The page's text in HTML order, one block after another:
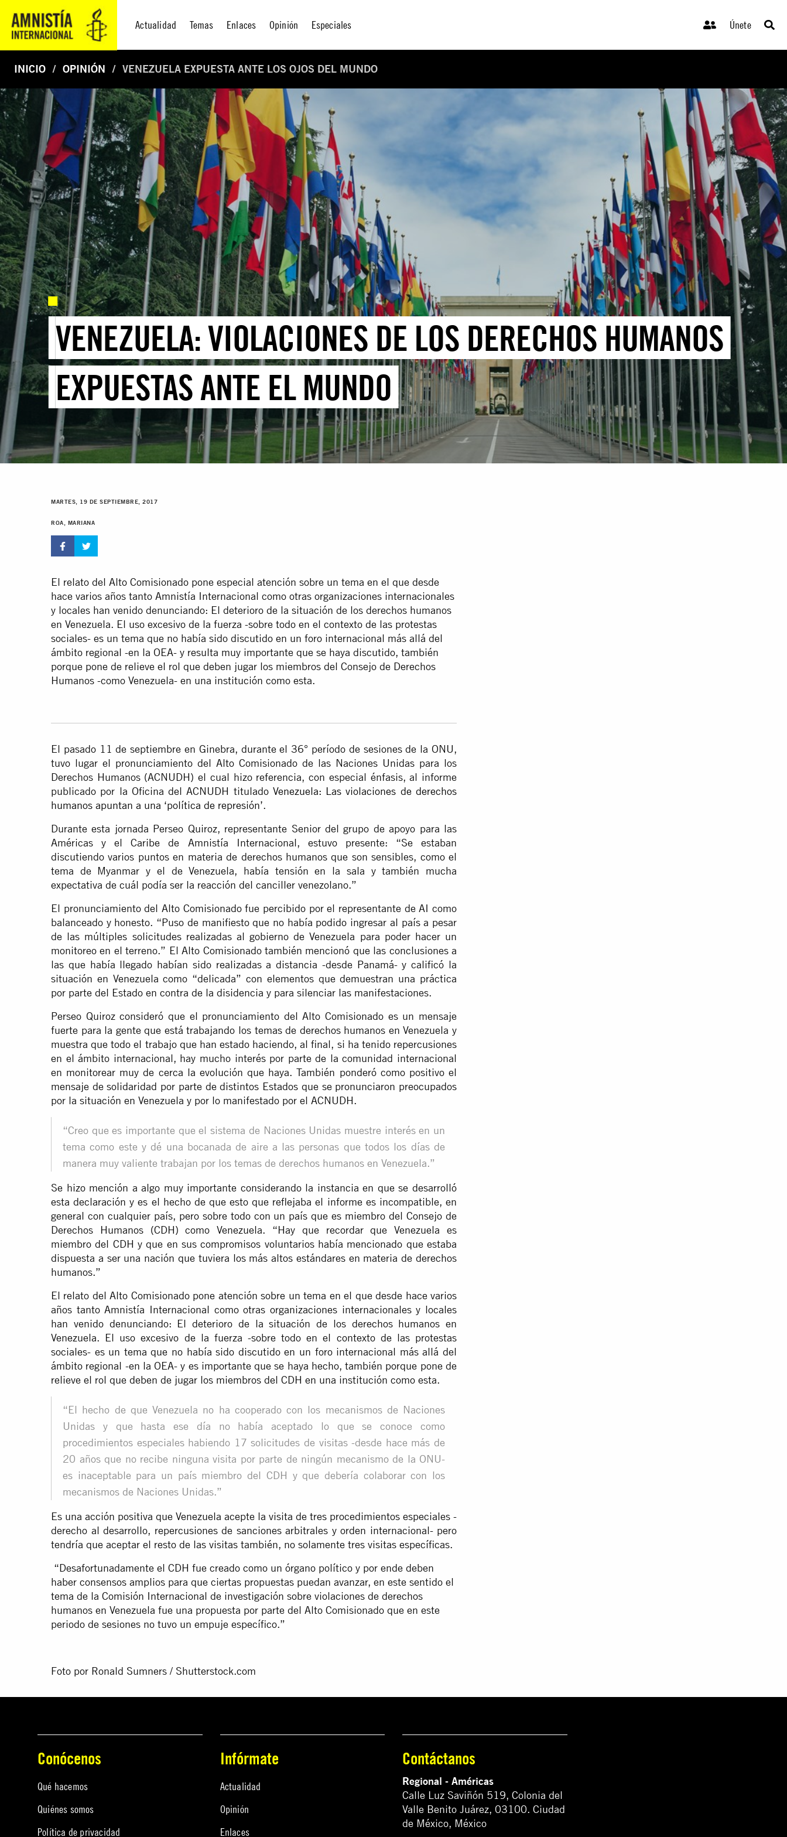
Actualidad Temas Enlaces Opinión Especiales Únete
INICIO OPINIÓN VENEZUELA EXPUESTA ANTE LOS OJOS DEL MUNDO
VENEZUELA: VIOLACIONES DE LOS DERECHOS HUMANOS
EXPUESTAS ANTE EL MUNDO
MARTES, 19 DE SEPTIEMBRE, 2017
ROA, MARIANA
El relato del Alto Comisionado pone especial atención sobre un tema en el que desde
hace varios años tanto Amnistía Internacional como otras organizaciones internacionales
y locales han venido denunciando: El deterioro de la situación de los derechos humanos
en Venezuela. El uso excesivo de la fuerza -sobre todo en el contexto de las protestas
sociales- es un tema que no había sido discutido en un foro internacional más allá del
ámbito regional -en la OEA- y resulta muy importante que se haya discutido, también
porque pone de relieve el rol que deben jugar los miembros del Consejo de Derechos
Humanos -como Venezuela- en una institución como esta.
El pasado 11 de septiembre en Ginebra, durante el 36° período de sesiones de la ONU,
tuvo lugar el pronunciamiento del Alto Comisionado de las Naciones Unidas para los
Derechos Humanos (ACNUDH) el cual hizo referencia, con especial énfasis, al informe
publicado por la Oficina del ACNUDH titulado Venezuela: Las violaciones de derechos
humanos apuntan a una ‘política de represión’.
Durante esta jornada Perseo Quiroz, representante Senior del grupo de apoyo para las
Américas y el Caribe de Amnistía Internacional, estuvo presente: “Se estaban
discutiendo varios puntos en materia de derechos humanos que son sensibles, como el
tema de Myanmar y el de Venezuela, había tensión en la sala y también mucha
expectativa de cuál podía ser la reacción del canciller venezolano.”
El pronunciamiento del Alto Comisionado fue percibido por el representante de AI como
balanceado y honesto. “Puso de manifiesto que no había podido ingresar al país a pesar
de las múltiples solicitudes realizadas al gobierno de Venezuela para poder hacer un
monitoreo en el terreno.” El Alto Comisionado también mencionó que las conclusiones a
las que había llegado habían sido realizadas a distancia -desde Panamá- y calificó la
situación en Venezuela como “delicada” con elementos que demuestran una práctica
por parte del Estado en contra de la disidencia y para silenciar las manifestaciones.
Perseo Quiroz consideró que el pronunciamiento del Alto Comisionado es un mensaje
fuerte para la gente que está trabajando los temas de derechos humanos en Venezuela y
muestra que todo el trabajo que han estado haciendo, al final, si ha tenido repercusiones
en el ámbito internacional, hay mucho interés por parte de la comunidad internacional
en monitorear muy de cerca la evolución que haya. También ponderó como positivo el
mensaje de solidaridad por parte de distintos Estados que se pronunciaron preocupados
por la situación en Venezuela y por lo manifestado por el ACNUDH.
“Creo que es importante que el sistema de Naciones Unidas muestre interés en un
tema como este y dé una bocanada de aire a las personas que todos los días de
manera muy valiente trabajan por los temas de derechos humanos en Venezuela.”
Se hizo mención a algo muy importante considerando la instancia en que se desarrolló
esta declaración y es el hecho de que esto que reflejaba el informe es incompatible, en
general con cualquier país, pero sobre todo con un país que es miembro del Consejo de
Derechos Humanos (CDH) como Venezuela. “Hay que recordar que Venezuela es
miembro del CDH y que en sus compromisos voluntarios había mencionado que estaba
dispuesta a ser una nación que tuviera los más altos estándares en materia de derechos
humanos.”
El relato del Alto Comisionado pone atención sobre un tema en el que desde hace varios
años tanto Amnistía Internacional como otras organizaciones internacionales y locales
han venido denunciando: El deterioro de la situación de los derechos humanos en
Venezuela. El uso excesivo de la fuerza -sobre todo en el contexto de las protestas
sociales- es un tema que no había sido discutido en un foro internacional más allá del
ámbito regional -en la OEA- y es importante que se haya hecho, también porque pone de
relieve el rol que deben de jugar los miembros del CDH en una institución como esta.
“El hecho de que Venezuela no ha cooperado con los mecanismos de Naciones
Unidas y que hasta ese día no había aceptado lo que se conoce como
procedimientos especiales habiendo 17 solicitudes de visitas -desde hace más de
20 años que no recibe ninguna visita por parte de ningún mecanismo de la ONU-
es inaceptable para un país miembro del CDH y que debería colaborar con los
mecanismos de Naciones Unidas.”
Es una acción positiva que Venezuela acepte la visita de tres procedimientos especiales -
derecho al desarrollo, repercusiones de sanciones arbitrales y orden internacional- pero
tendría que aceptar el resto de las visitas también, no solamente tres visitas específicas.
“Desafortunadamente el CDH fue creado como un órgano político y por ende deben
haber consensos amplios para que ciertas propuestas puedan avanzar, en este sentido el
tema de la Comisión Internacional de investigación sobre violaciones de derechos
humanos en Venezuela fue una propuesta por parte del Alto Comisionado que en este
periodo de sesiones no tuvo un empuje específico.”
Foto por Ronald Sumners / Shutterstock.com
Conócenos
Qué hacemos
Quiénes somos
Política de privacidad
Infórmate
Actualidad
Opinión
Enlaces
Contáctanos
Regional - Américas
Calle Luz Saviñón 519, Colonia del
Valle Benito Juárez, 03100. Ciudad
de México, México